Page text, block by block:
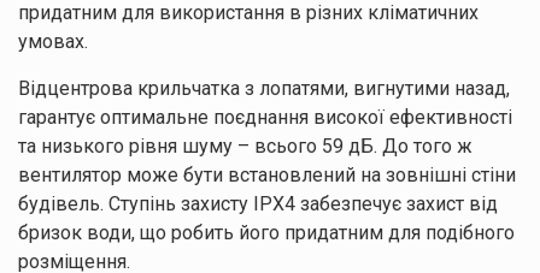
придатним для використання в різних кліматичних
умовах.
Відцентрова крильчатка з лопатями, вигнутими назад,
гарантує оптимальне поєднання високої ефективності
та низького рівня шуму – всього 59 дБ. До того ж
вентилятор може бути встановлений на зовнішні стіни
будівель. Ступінь захисту IPX4 забезпечує захист від
бризок води, що робить його придатним для подібного
розміщення.